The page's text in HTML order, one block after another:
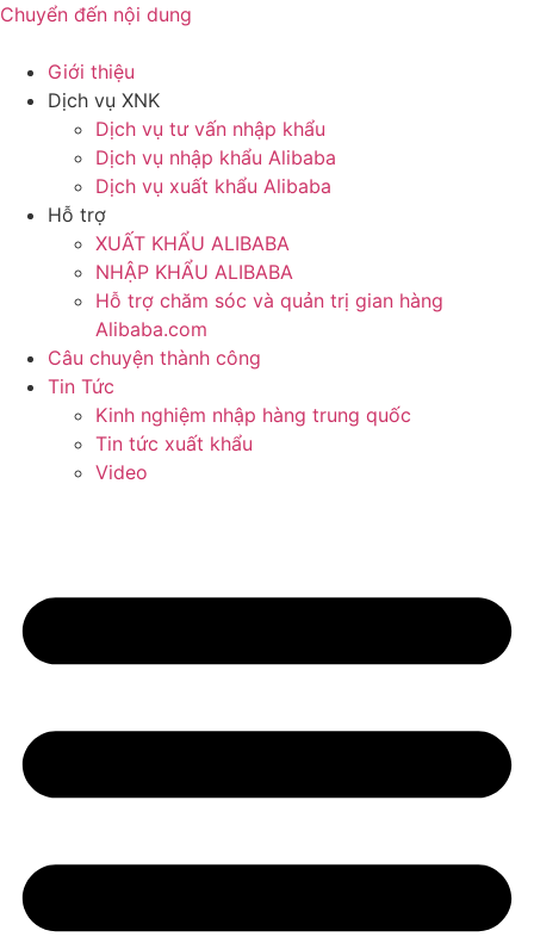
Chuyển đến nội dung
Giới thiệu
Dịch vụ XNK
Dịch vụ tư vấn nhập khẩu
Dịch vụ nhập khẩu Alibaba
Dịch vụ xuất khẩu Alibaba
Hỗ trợ
XUẤT KHẨU ALIBABA
NHẬP KHẨU ALIBABA
Hỗ trợ chăm sóc và quản trị gian hàng
Alibaba.com
Câu chuyện thành công
Tin Tức
Kinh nghiệm nhập hàng trung quốc
Tin tức xuất khẩu
Video